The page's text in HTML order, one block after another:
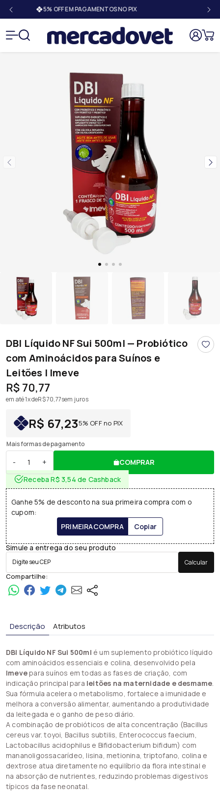
5% OFF EM PAGAMENTOS NO PIX
DBI Líquido NF Sui 500ml — Probiótico
com Aminoácidos para Suínos e
Leitões | Imeve
R$ 70,77
em até 1x deR$ 70,77sem juros
R$ 67,235% OFF no PIX
Mais formas de pagamento
- +
COMPRAR
Receba R$ 3,54 de Cashback
Ganhe 5% de desconto na sua primeira compra com o
cupom:
PRIMEIRACOMPRA
Copiar
Simule a entrega do seu produto
Calcular
Compartilhe:
Descrição Atributos
DBI Líquido NF Sui 500ml é um suplemento probiótico líquido
com aminoácidos essenciais e colina, desenvolvido pela
Imevepara suínos em todas as fases de criação, com
indicação principal para leitões na maternidade e desmame.
Sua fórmula acelera o metabolismo, fortalece a imunidade e
melhora a conversão alimentar, aumentando a produtividade
da leitegada e o ganho de peso diário.
A combinação de probióticos de alta concentração (Bacillus
cereus var. toyoi, Bacillus subtilis, Enterococcus faecium,
Lactobacillus acidophilus e Bifidobacterium bifidum) com
mananoligossacarídeo, lisina, metionina, triptofano, colina e
dextrose atua diretamente no equilíbrio da flora intestinal e
na absorção de nutrientes, reduzindo problemas digestivos
típicos da fase neonatal.